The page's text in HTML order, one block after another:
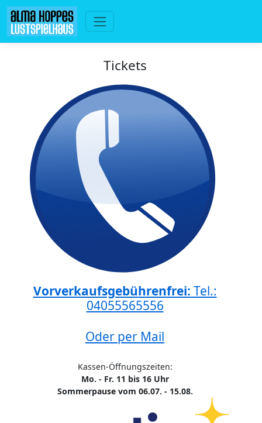
Tickets
Vorverkaufsgebührenfrei: Tel.:
04055565556
Oder per Mail
Kassen-Öffnungszeiten:
Mo. - Fr. 11 bis 16 Uhr
Sommerpause vom 06.07. - 15.08.